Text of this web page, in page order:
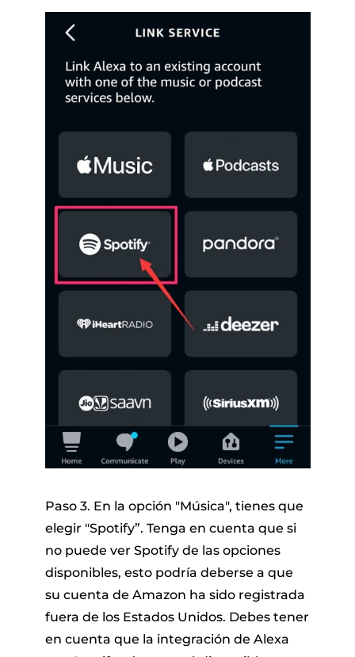
Paso 3. En la opción "Música", tienes que
elegir "Spotify”. Tenga en cuenta que si
no puede ver Spotify de las opciones
disponibles, esto podría deberse a que
su cuenta de Amazon ha sido registrada
fuera de los Estados Unidos. Debes tener
en cuenta que la integración de Alexa